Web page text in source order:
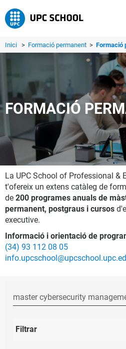
Inici > Formació permanent > Formació
FORMACIÓ
La UPC School of Professional &
t'ofereix un extens catàleg de
de 200 programes anuals de
permanent, postgraus i cursos
executive.
Informació i orientació de
(34) 93 112 08 05
Filtrar